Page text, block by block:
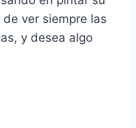
ver siempre las
y desea algo